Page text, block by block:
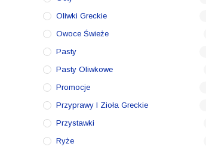
Oliwki Greckie
Owoce Świeże
Pasty
Pasty Oliwkowe
Promocje
Przyprawy I Zioła Greckie
Przystawki
Ryże